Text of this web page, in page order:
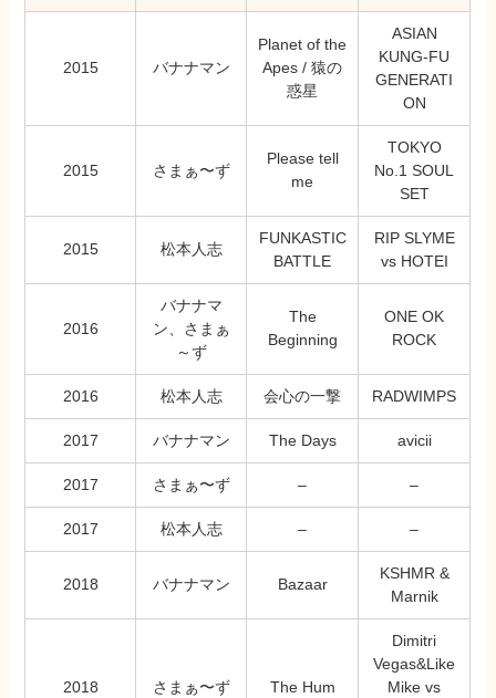
2015 バナナマン
Planet of the
Apes / 猿の
惑星
ASIAN
KUNG-FU
GENERATI
ON
2015 さまぁ〜ず
Please tell
me
TOKYO
No.1 SOUL
SET
2015 松本人志
FUNKASTIC
BATTLE
RIP SLYME
vs HOTEI
2016
バナナマ
ン、さまぁ
～ず
The
Beginning
ONE OK
ROCK
2016 松本人志 会心の一撃 RADWIMPS
2017 バナナマン The Days avicii
2017 さまぁ〜ず – –
2017 松本人志 – –
2018 バナナマン Bazaar
KSHMR &
Marnik
2018 さまぁ〜ず The Hum
Dimitri
Vegas&Like
Mike vs